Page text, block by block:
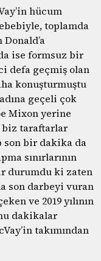
hücum
toplamda
ise formsuz bir
defa geçmiş olan
konuşturmuştu
geçeli çok
Mixon yerine
biz taraftarlar
son bir dakika da
sınırlarının
durumdu ki zaten
son darbeyi vuran
ve 2019 yılının
dakikalar
takımından